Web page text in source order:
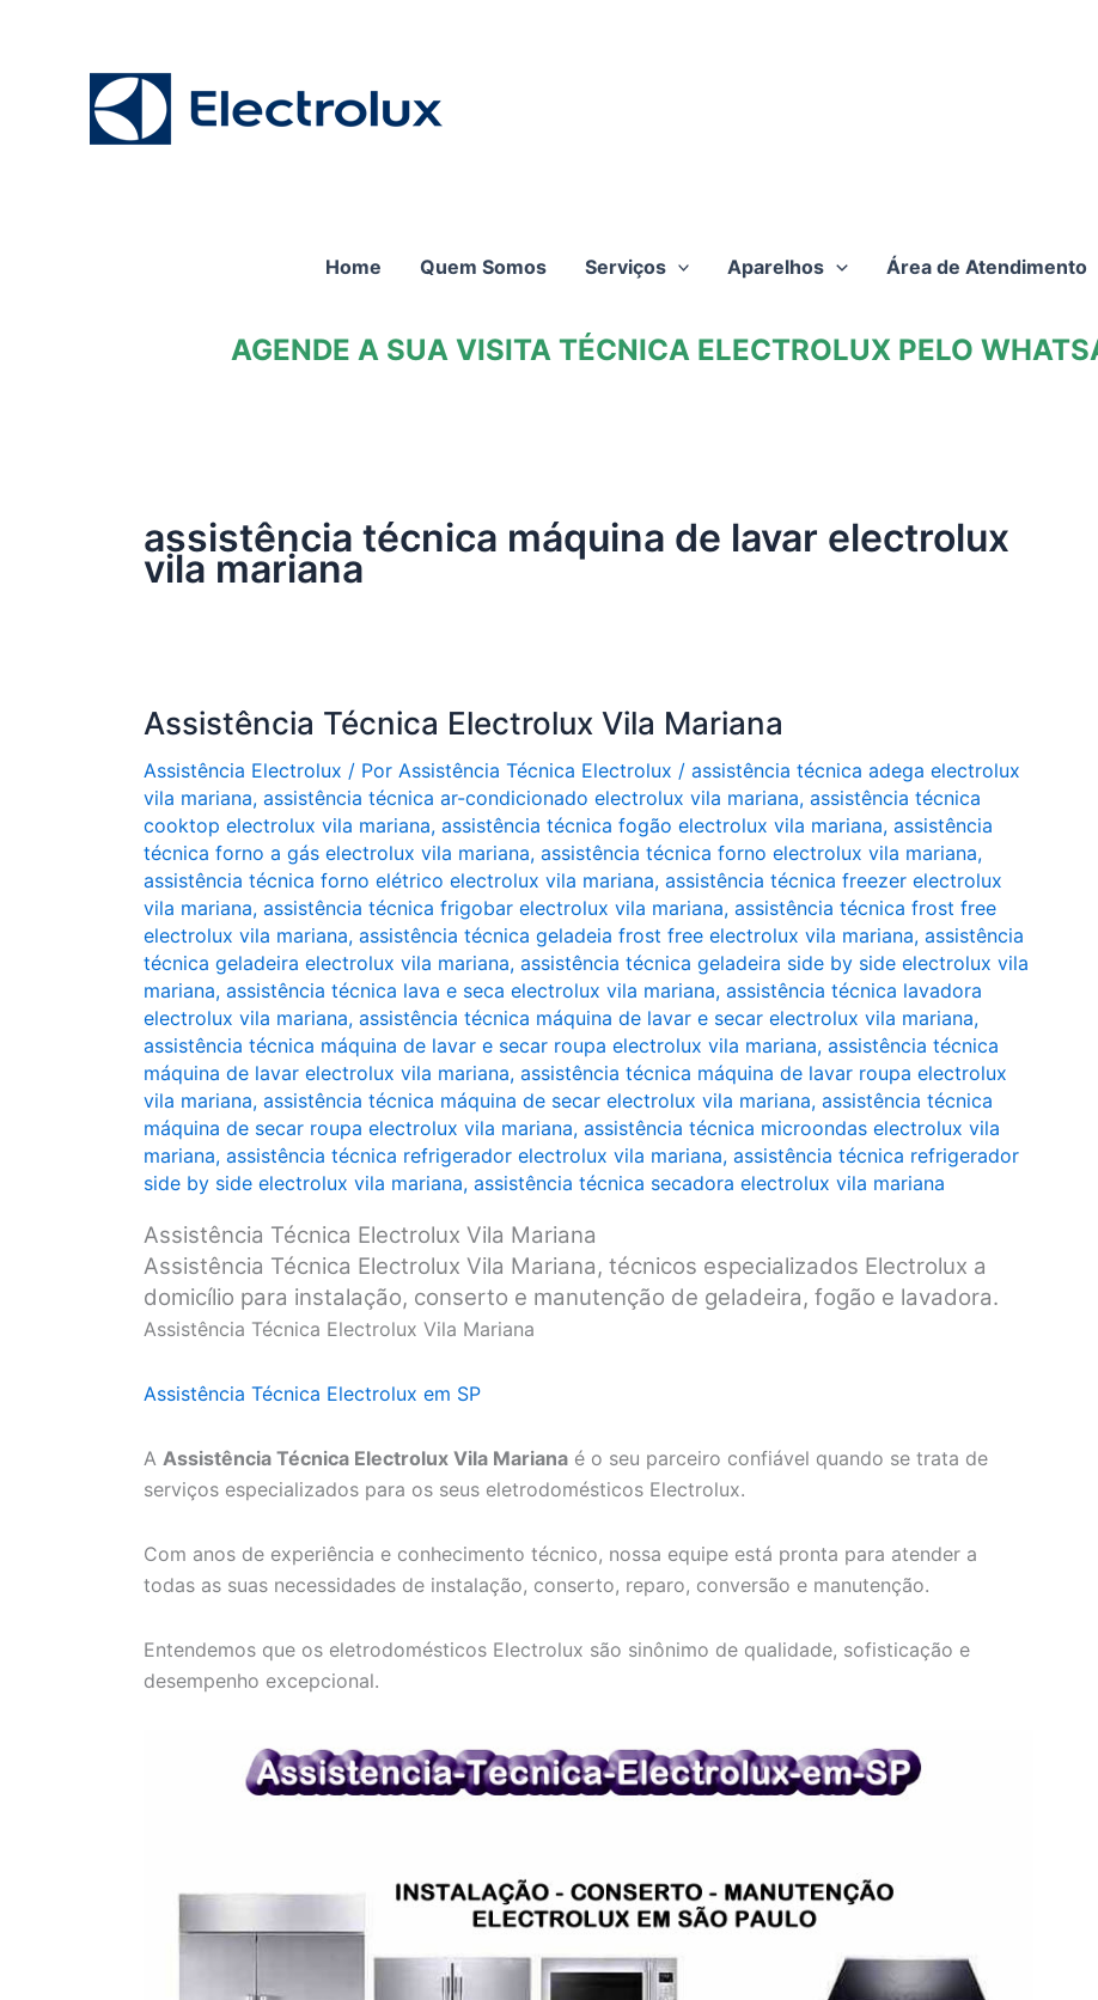
Home Quem Somos Serviços Aparelhos Área de Atendimento
AGENDE A SUA VISITA TÉCNICA ELECTROLUX PELO
assistência técnica máquina de lavar electrolux
vila mariana
Assistência Técnica Electrolux Vila Mariana
Assistência Electrolux / Por Assistência Técnica Electrolux / assistência técnica adega electrolux
vila mariana, assistência técnica ar-condicionado electrolux vila mariana, assistência técnica
cooktop electrolux vila mariana, assistência técnica fogão electrolux vila mariana, assistência
técnica forno a gás electrolux vila mariana, assistência técnica forno electrolux vila mariana,
assistência técnica forno elétrico electrolux vila mariana, assistência técnica freezer electrolux
vila mariana, assistência técnica frigobar electrolux vila mariana, assistência técnica frost free
electrolux vila mariana, assistência técnica geladeia frost free electrolux vila mariana, assistência
técnica geladeira electrolux vila mariana, assistência técnica geladeira side by side electrolux vila
mariana, assistência técnica lava e seca electrolux vila mariana, assistência técnica lavadora
electrolux vila mariana, assistência técnica máquina de lavar e secar electrolux vila mariana,
assistência técnica máquina de lavar e secar roupa electrolux vila mariana, assistência técnica
máquina de lavar electrolux vila mariana, assistência técnica máquina de lavar roupa electrolux
vila mariana, assistência técnica máquina de secar electrolux vila mariana, assistência técnica
máquina de secar roupa electrolux vila mariana, assistência técnica microondas electrolux vila
mariana, assistência técnica refrigerador electrolux vila mariana, assistência técnica refrigerador
side by side electrolux vila mariana, assistência técnica secadora electrolux vila mariana
Assistência Técnica Electrolux Vila Mariana
Assistência Técnica Electrolux Vila Mariana, técnicos especializados Electrolux a
domicílio para instalação, conserto e manutenção de geladeira, fogão e lavadora.
Assistência Técnica Electrolux Vila Mariana
Assistência Técnica Electrolux em SP
A Assistência Técnica Electrolux Vila Mariana é o seu parceiro confiável quando se trata de
serviços especializados para os seus eletrodomésticos Electrolux.
Com anos de experiência e conhecimento técnico, nossa equipe está pronta para atender a
todas as suas necessidades de instalação, conserto, reparo, conversão e manutenção.
Entendemos que os eletrodomésticos Electrolux são sinônimo de qualidade, sofisticação e
desempenho excepcional.